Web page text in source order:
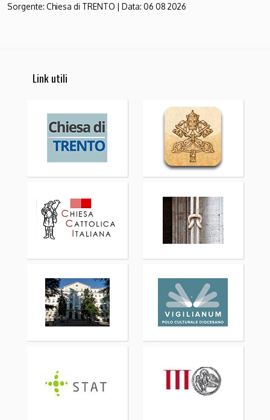
Sorgente: Chiesa di TRENTO | Data: 06 08 2026
Link utili